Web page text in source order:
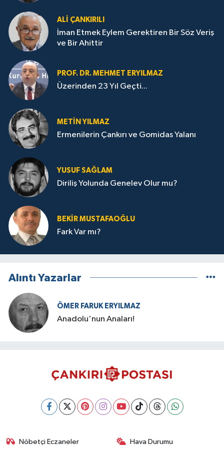
ALI ÇANKIRILI
İman Etmek Eylem Gerektiren Bir Söz Veriş
ve Bir Ahittir
PROF. DR. MEHMET ERYILMAZ
Üzerinden 23 Yıl Geçti...
METIN YILMAZ
Ermenilerin Çankırı ve Gomidas Yalanı
YUSUF SAĞLAM
Diriliş Yolunda Genelev Olur mu?
BEKIR MUSTAFAOĞLU
Fark Var mı?
Alıntı Yazarlar
ÖMER FARUK ERYILMAZ
Anadolu'nun Anaları!
Nöbetçi Eczaneler Hava Durumu